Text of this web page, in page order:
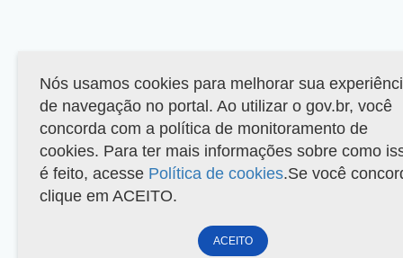
Nós usamos cookies para melhorar sua
de navegação no portal. Ao utilizar o gov.br, você
concorda com a política de monitoramento de
cookies. Para ter mais informações sobre como
é feito, acesse Política de cookies.Se você
clique em ACEITO.
ACEITO